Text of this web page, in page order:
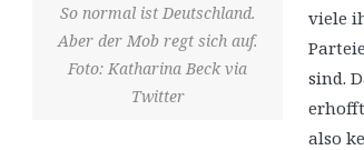
So normal ist Deutschland.
Aber der Mob regt sich auf.
Foto: Katharina Beck via
Twitter
viele
sind.
also